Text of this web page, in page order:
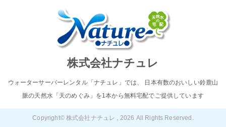
株式会社ナチュレ
ウォーターサーバーレンタル「ナチュレ」では、 日本有数のおいしい鈴鹿山
脈の天然水「天のめぐみ」を1本から無料宅配でご提供しています
Copyright© 株式会社ナチュレ , 2026 All Rights Reserved.